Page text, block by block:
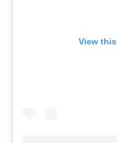
View